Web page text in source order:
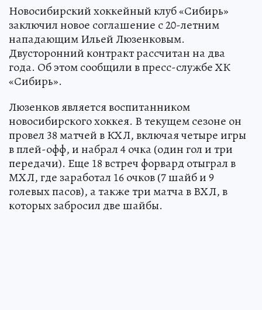
Новосибирский хоккейный клуб «Сибирь»
заключил новое соглашение с 20-летним
нападающим Ильей Люзенковым.
Двусторонний контракт рассчитан на два
года. Об этом сообщили в пресс-службе ХК
«Сибирь».
Люзенков является воспитанником
новосибирского хоккея. В текущем сезоне он
провел 38 матчей в КХЛ, включая четыре игры
в плей-офф, и набрал 4 очка (один гол и три
передачи). Еще 18 встреч форвард отыграл в
МХЛ, где заработал 16 очков (7 шайб и 9
голевых пасов), а также три матча в ВХЛ, в
которых забросил две шайбы.